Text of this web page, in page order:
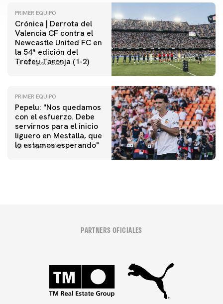
PRIMER EQUIPO
Crónica | Derrota del
Valencia CF contra el
Newcastle United FC en
la 54ª edición del
Trofeu Taronja (1-2)
08 agosto 2026
PRIMER EQUIPO
Pepelu: "Nos quedamos
con el esfuerzo. Debe
servirnos para el inicio
liguero en Mestalla, que
lo estamos esperando"
08 agosto 2026
PARTNERS OFICIALES